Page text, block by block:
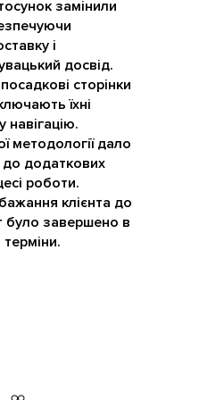
замінили
і
досвід.
сторінки
їхні
навігацію.
методології дало
до додаткових
роботи.
клієнта до
було завершено в